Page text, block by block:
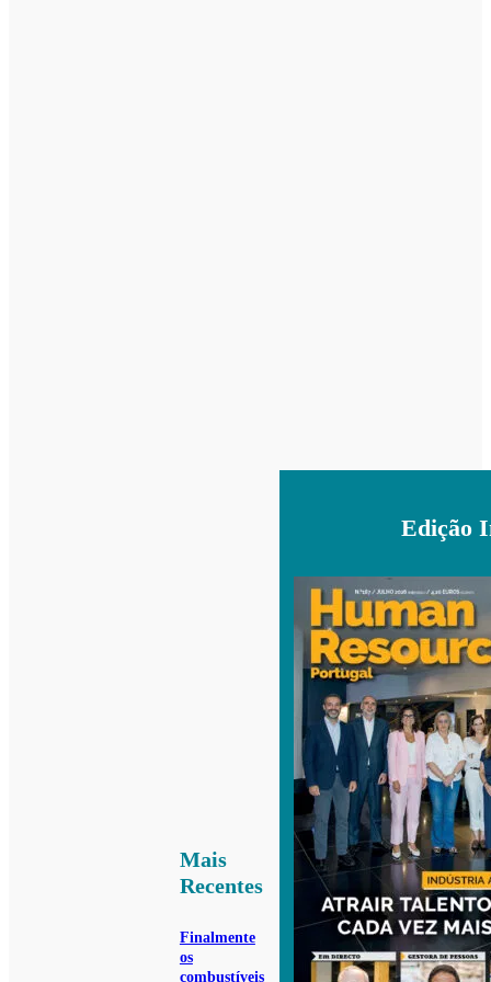
Mais
Recentes
Finalmente
os
combustíveis
Edição